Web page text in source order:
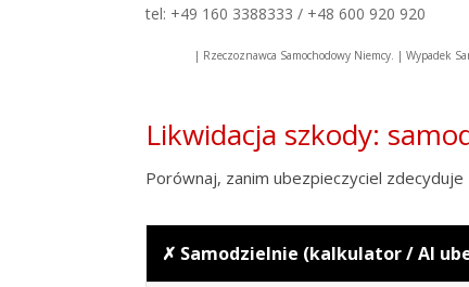
tel: +49 160 3388333 / +48 600 920 920
| Rzeczoznawca Samochodowy Niemcy. | Wypadek
Likwidacja szkody:
Porównaj, zanim ubezpieczyciel zdecyduje
✗ Samodzielnie (kalkulator / AI